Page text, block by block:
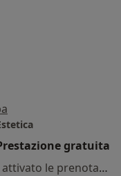
gratuita
Questo dottore non ha ancora attivato le prenotazioni online presso questo indirizzo.